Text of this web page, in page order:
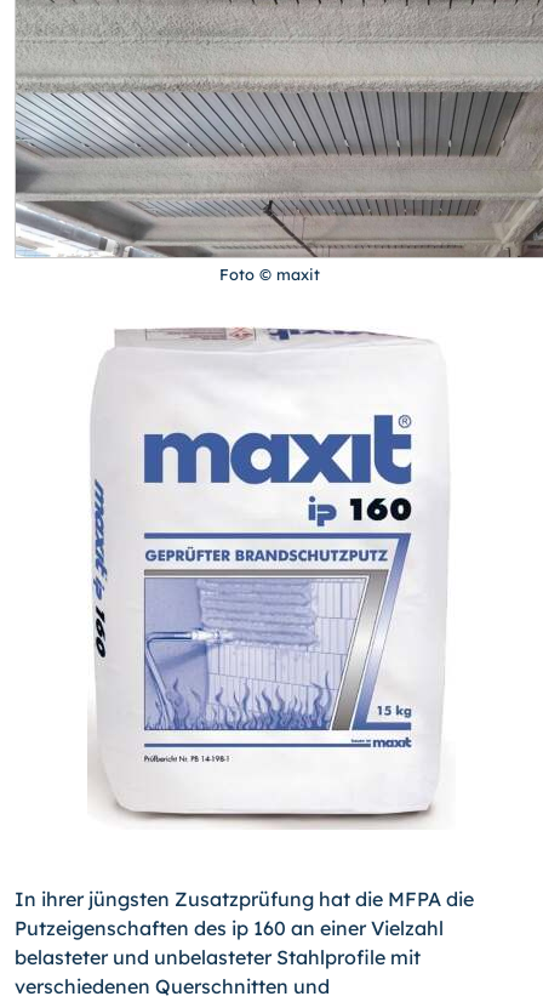
Foto © maxit
In ihrer jüngsten Zusatzprüfung hat die MFPA die
Putzeigenschaften des ip 160 an einer Vielzahl
belasteter und unbelasteter Stahlprofile mit
verschiedenen Querschnitten und